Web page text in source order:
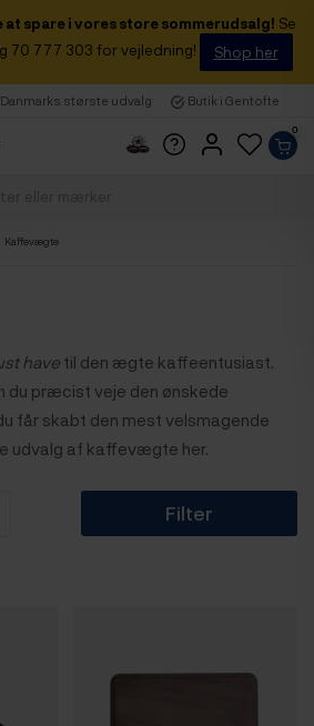
at spare i vores store sommerudsalg! Se
70 777 303 for vejledning!
Shop her
Danmarks største udvalg Butik i Gentofte
0
Kaffevægte
havetil den ægte kaffeentusiast.
du præcist veje den ønskede
får skabt den mest velsmagende
udvalg af kaffevægte her.
Filter